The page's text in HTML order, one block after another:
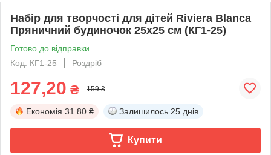
Набір для творчості для дітей Riviera Blanca
Пряничний будиночок 25x25 см (КГ1-25)
Готово до відправки
Код: КГ1-25
Роздріб
127,20 ₴ 159 ₴
Економія 31.80 ₴ Залишилось 25 днів
Купити